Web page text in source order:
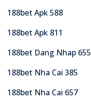
188bet Apk 588
188bet Apk 811
188bet Dang Nhap 655
188bet Nha Cai 385
188bet Nha Cai 657